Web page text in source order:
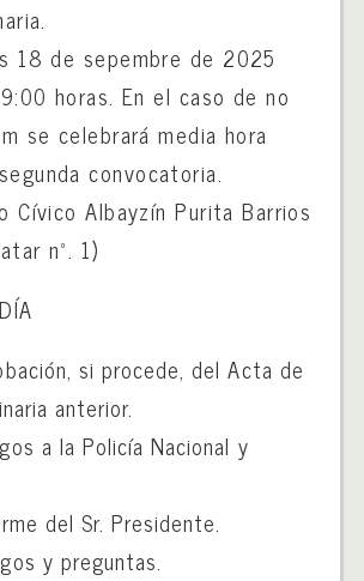
18 de sepembre de 2025
horas. En el caso de no
se celebrará media hora
convocatoria.
Cívico Albayzín Purita Barrios
nº. 1)
si procede, del Acta de
anterior.
a la Policía Nacional y
del Sr. Presidente.
y preguntas.